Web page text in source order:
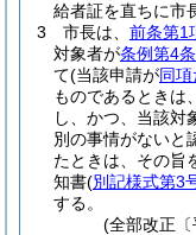
給者証を直ちに市
3
市長は、 前条第1
対象者が条例第4
て(当該申請が同
ものであるときは
し、かつ、当該対
別の事情がないと
たときは、その旨
知書(別記様式第3
する。
(全部改正